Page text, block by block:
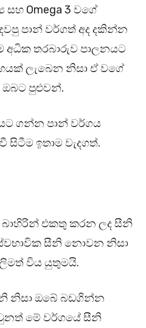
Omega 3 වගේ
පාන් වර්ගත් අද දකින්න
අධික තරබාරුව පාලනයට
ලැබෙන නිසා ඒ වගේ
පුළුවන්.
ගන්න පාන් වර්ගය
සිටීම ඉතාම වැදගත්.
බාහිරින් එකතු කරන ලද සීනි
සීනි නොවන නිසා
විය යුතුමයි.
නිසා ඔබේ බඩගින්න
මේ වර්ගයේ සීනි